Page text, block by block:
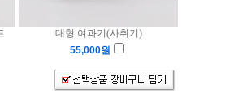
대형 여과기(사취기)
55,000원